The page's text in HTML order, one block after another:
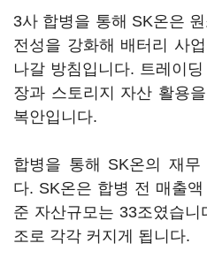
3사 합병을 통해 SK온은
전성을 강화해 배터리 사
나갈 방침입니다. 트레이
장과 스토리지 자산 활용
복안입니다.
합병을 통해 SK온의 재무
다. SK온은 합병 전 매출
준 자산규모는 33조였습
조로 각각 커지게 됩니다.